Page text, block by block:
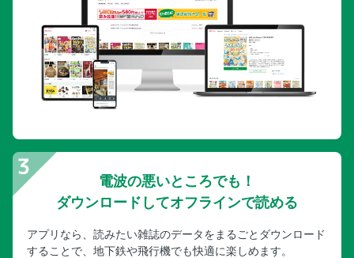
電波の悪いところでも！
ダウンロードしてオフラインで読める
アプリなら、読みたい雑誌のデータをまるごとダウンロード
することで、地下鉄や飛行機でも快適に楽しめます。